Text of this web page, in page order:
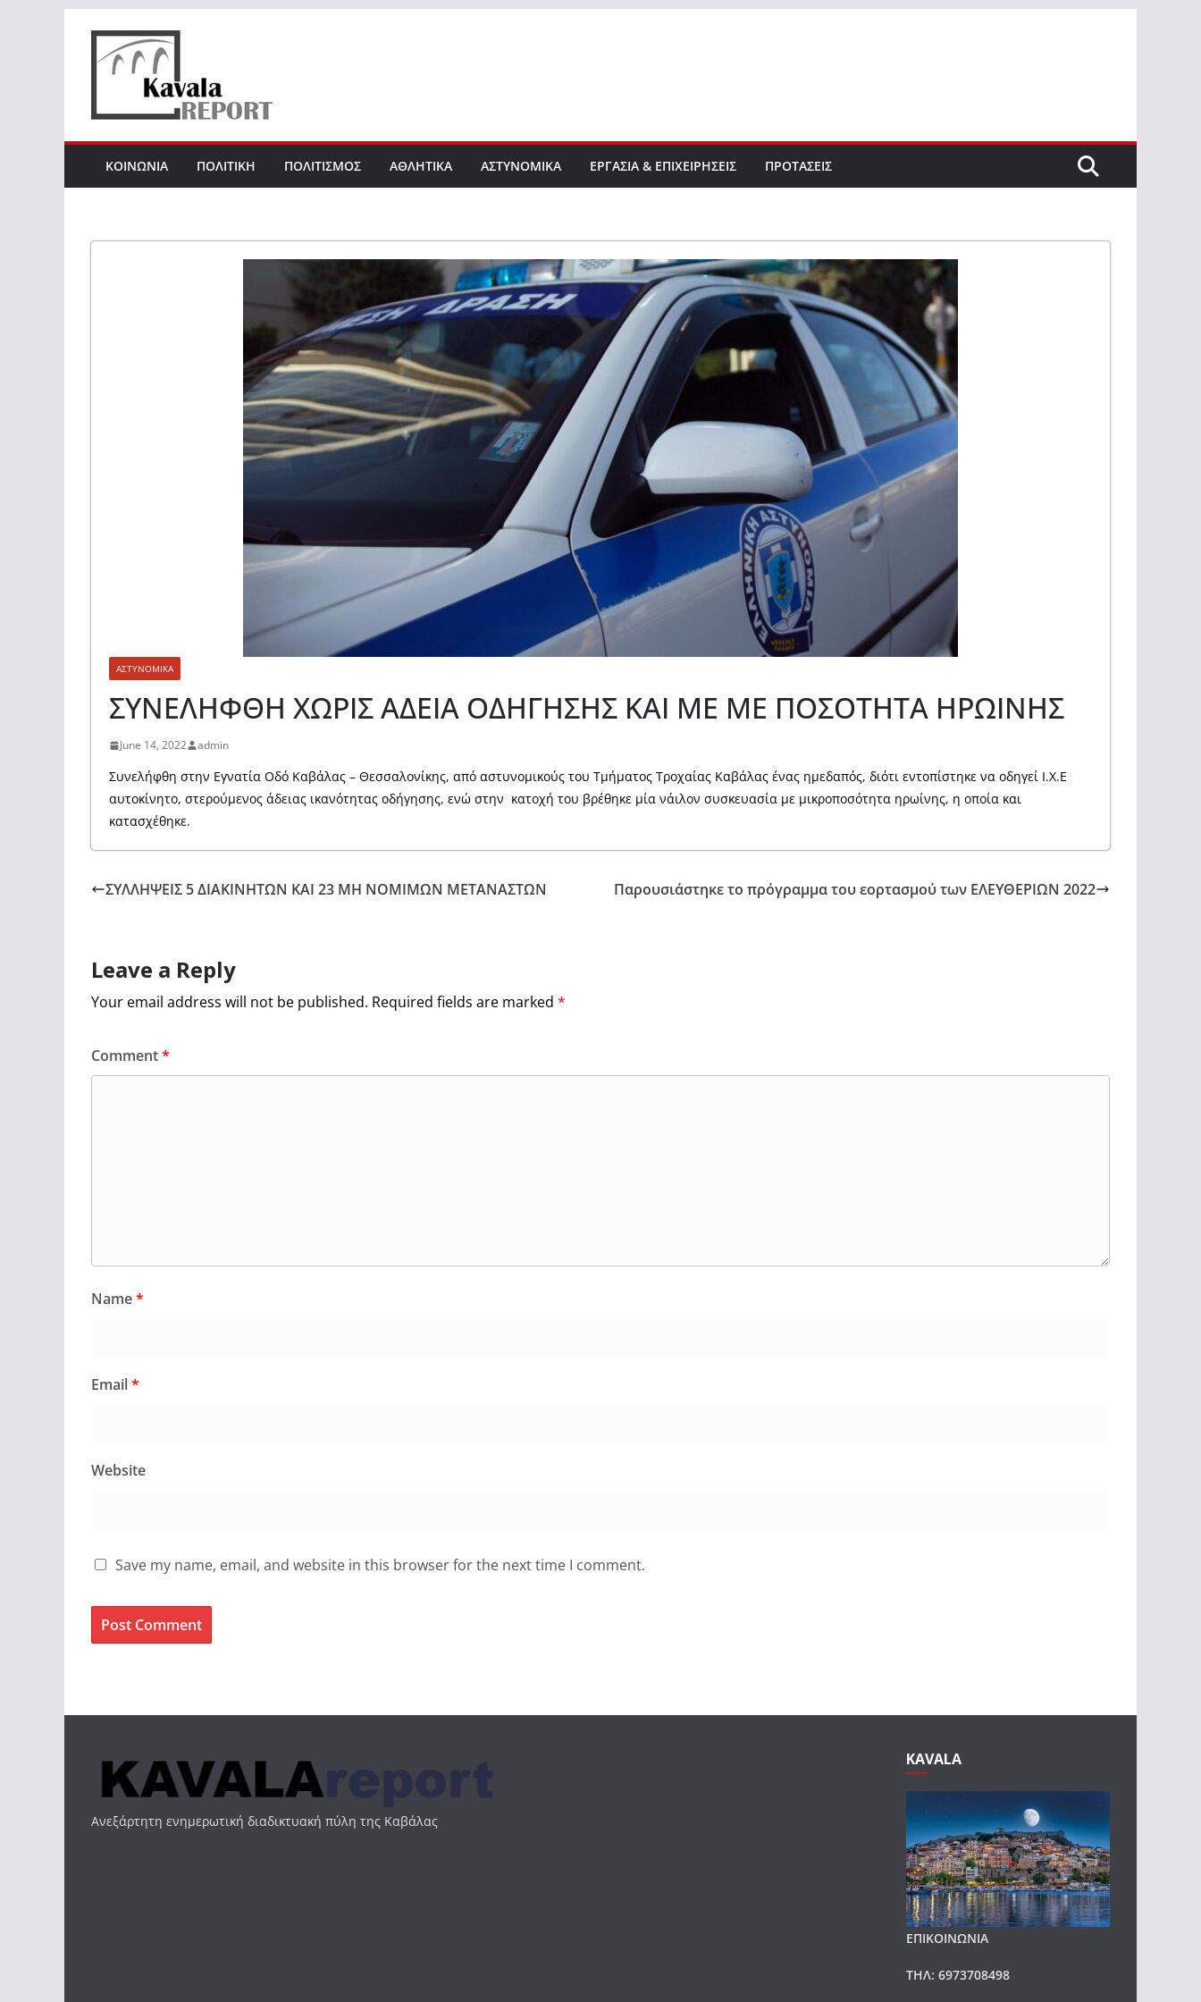
content
ΚΟΙΝΩΝΙΑ ΠΟΛΙΤΙΚΗ ΠΟΛΙΤΙΣΜΟΣ ΑΘΛΗΤΙΚΑ ΑΣΤΥΝΟΜΙΚΑ ΕΡΓΑΣΙΑ & ΕΠΙΧΕΙΡΗΣΕΙΣ ΠΡΟΤΑΣΕΙΣ
ΑΣΤΥΝΟΜΙΚΑ
ΣΥΝΕΛΗΦΘΗ ΧΩΡΙΣ ΑΔΕΙΑ ΟΔΗΓΗΣΗΣ ΚΑΙ ΜΕ ΜΕ ΠΟΣΟΤΗΤΑ ΗΡΩΙΝΗΣ
June 14, 2022 admin
Συνελήφθη στην Εγνατία Οδό Καβάλας – Θεσσαλονίκης, από αστυνομικούς του Τμήματος Τροχαίας Καβάλας ένας ημεδαπός, διότι εντοπίστηκε να οδηγεί Ι.Χ.Ε
αυτοκίνητο, στερούμενος άδειας ικανότητας οδήγησης, ενώ στην κατοχή του βρέθηκε μία νάιλον συσκευασία με μικροποσότητα ηρωίνης, η οποία και
κατασχέθηκε.
ΣΥΛΛΗΨΕΙΣ 5 ΔΙΑΚΙΝΗΤΩΝ ΚΑΙ 23 ΜΗ ΝΟΜΙΜΩΝ ΜΕΤΑΝΑΣΤΩΝ Παρουσιάστηκε το πρόγραμμα του εορτασμού των ΕΛΕΥΘΕΡΙΩΝ 2022
Leave a Reply
Your email address will not be published. Required fields are marked *
Comment*
Name*
Email*
Website
Save my name, email, and website in this browser for the next time I comment.
Ανεξάρτητη ενημερωτική διαδικτυακή πύλη της Καβάλας
KAVALA
ΕΠΙΚΟΙΝΩΝΙΑ
ΤΗΛ: 6973708498